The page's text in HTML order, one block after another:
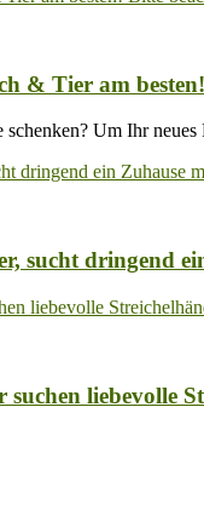
& Tier am
Um Ihr
sucht dringend
liebevolle